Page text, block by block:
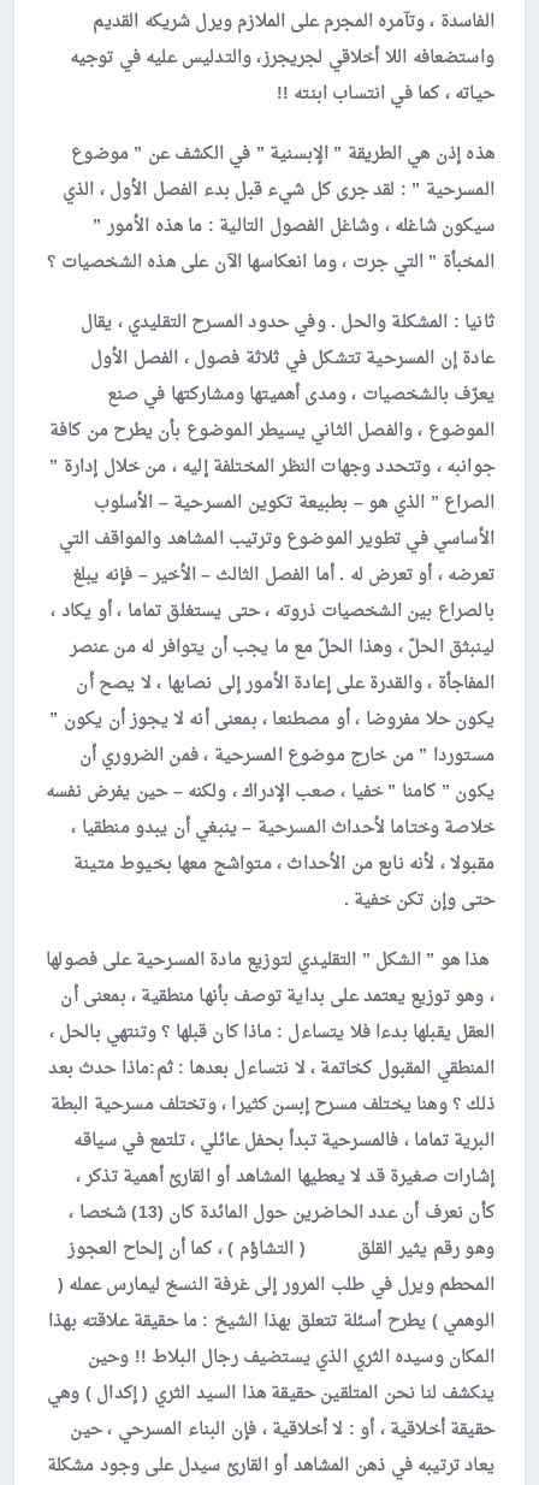
الفاسدة ، وتآمره المجرم على الملازم ويرل شريكه القديم
واستضعافه اللا أخلاقي لجريجرز، والتدليس عليه في توجيه
حياته ، كما في انتساب ابنته !!
هذه إذن هي الطريقة ” الإبسنية ” في الكشف عن ” موضوع
المسرحية ” : لقد جرى كل شيء قبل بدء الفصل الأول ، الذي
سيكون شاغله ، وشاغل الفصول التالية : ما هذه الأمور ”
المخبأة ” التي جرت ، وما انعكاسها الآن على هذه الشخصيات ؟
ثانيا : المشكلة والحل . وفي حدود المسرح التقليدي ، يقال
عادة إن المسرحية تتشكل في ثلاثة فصول ، الفصل الأول
يعرّف بالشخصيات ، ومدى أهميتها ومشاركتها في صنع
الموضوع ، والفصل الثاني يسيطر الموضوع بأن يطرح من كافة
جوانبه ، وتتحدد وجهات النظر المختلفة إليه ، من خلال إدارة ”
الصراع ” الذي هو – بطبيعة تكوين المسرحية – الأسلوب
الأساسي في تطوير الموضوع وترتيب المشاهد والمواقف التي
تعرضه ، أو تعرض له . أما الفصل الثالث – الأخير – فإنه يبلغ
بالصراع بين الشخصيات ذروته ، حتى يستغلق تماما ، أو يكاد ،
لينبثق الحلّ ، وهذا الحلّ مع ما يجب أن يتوافر له من عنصر
المفاجأة ، والقدرة على إعادة الأمور إلى نصابها ، لا يصح أن
يكون حلا مفروضا ، أو مصطنعا ، بمعنى أنه لا يجوز أن يكون ”
مستوردا ” من خارج موضوع المسرحية ، فمن الضروري أن
يكون ” كامنا ” خفيا ، صعب الإدراك ، ولكنه – حين يفرض نفسه
خلاصة وختاما لأحداث المسرحية – ينبغي أن يبدو منطقيا ،
مقبولا ، لأنه نابع من الأحداث ، متواشج معها بخيوط متينة
حتى وإن تكن خفية .
هذا هو ” الشكل ” التقليدي لتوزيع مادة المسرحية على فصولها
، وهو توزيع يعتمد على بداية توصف بأنها منطقية ، بمعنى أن
العقل يقبلها بدءا فلا يتساءل : ماذا كان قبلها ؟ وتنتهي بالحل ،
المنطقي المقبول كخاتمة ، لا نتساءل بعدها : ثم:ماذا حدث بعد
ذلك ؟ وهنا يختلف مسرح إبسن كثيرا ، وتختلف مسرحية البطة
البرية تماما ، فالمسرحية تبدأ بحفل عائلي ، تلتمع في سياقه
إشارات صغيرة قد لا يعطيها المشاهد أو القارئ أهمية تذكر ،
كأن نعرف أن عدد الحاضرين حول المائدة كان (13) شخصا ،
وهو رقم يثير القلق ( التشاؤم ) ، كما أن إلحاح العجوز
المحطم ويرل في طلب المرور إلى غرفة النسخ ليمارس عمله (
الوهمي ) يطرح أسئلة تتعلق بهذا الشيخ : ما حقيقة علاقته بهذا
المكان وسيده الثري الذي يستضيف رجال البلاط !! وحين
ينكشف لنا نحن المتلقين حقيقة هذا السيد الثري ( إكدال ) وهي
حقيقة أخلاقية ، أو : لا أخلاقية ، فإن البناء المسرحي ، حين
يعاد ترتيبه في ذهن المشاهد أو القارئ سيدل على وجود مشكلة